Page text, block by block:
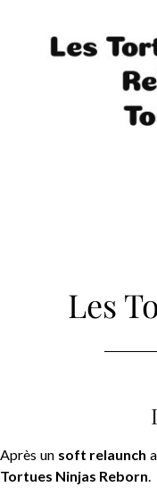
Les
Après un soft relaunch
Tortues Ninjas Reborn